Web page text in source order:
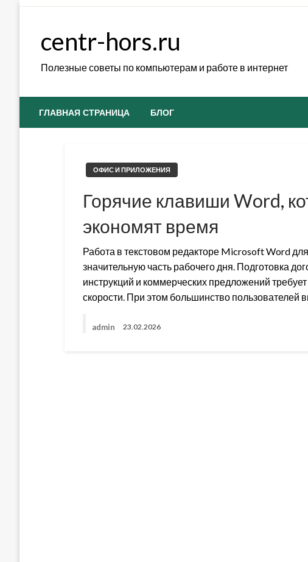
centr-hors.ru
Полезные советы по компьютерам и работе в интернет
ГЛАВНАЯ СТРАНИЦА БЛОГ
ОФИС И ПРИЛОЖЕНИЯ
Горячие клавиши Word,
экономят время
Работа в текстовом редакторе Microsoft Word
значительную часть рабочего дня. Подготовка
инструкций и коммерческих предложений
скорости. При этом большинство пользователей
admin 23.02.2026